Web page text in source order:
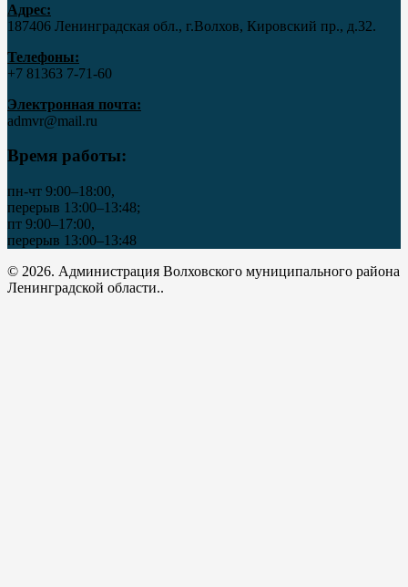
Адрес:
187406 Ленинградская обл., г.Волхов, Кировский пр., д.32.
Телефоны:
+7 81363 7‑71-60
Электронная почта:
admvr@mail.ru
Время работы:
пн-чт 9:00–18:00,
перерыв 13:00–13:48;
пт 9:00–17:00,
перерыв 13:00–13:48
© 2026. Администрация Волховского муниципального района
Ленинградской области..